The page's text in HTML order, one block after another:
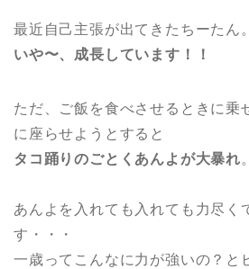
最近自己主張が出てきたちーたん。
いや〜、成長しています！！
ただ、ご飯を食べさせるときに乗
に座らせようとすると
タコ踊りのごとくあんよが大暴れ。
あんよを入れても入れても力尽く
す・・・
一歳ってこんなに力が強いの？と